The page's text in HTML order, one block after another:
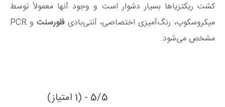
کشت ریکتزیاها بسیار دشوار است و وجود آنها معمولاً توسط
میکروسکوپ، رنگ‌آمیزی اختصاصی، آنتی‌بادیفلورسنت
و PCR
مشخص می‌شود.
5/5 - (1 امتیاز)